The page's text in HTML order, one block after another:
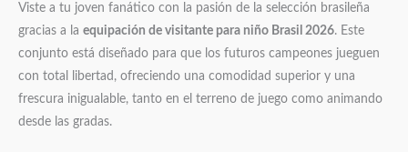
Viste a tu joven fanático con la pasión de la selección brasileña
gracias a la equipación de visitante para niño Brasil 2026. Este
conjunto está diseñado para que los futuros campeones jueguen
con total libertad, ofreciendo una comodidad superior y una
frescura inigualable, tanto en el terreno de juego como animando
desde las gradas.